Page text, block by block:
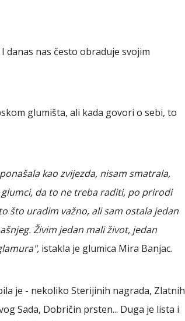
danas nas često obraduje svojim
glumišta, ali kada govori o sebi, to
kao zvijezda, nisam smatrala,
da to ne treba raditi, po prirodi
što uradim važno, ali sam ostala jedan
Živim jedan mali život, jedan
istakla je glumica Mira Banjac.
je - nekoliko Sterijinih nagrada, Zlatnih
Sada, Dobričin prsten... Duga je lista i